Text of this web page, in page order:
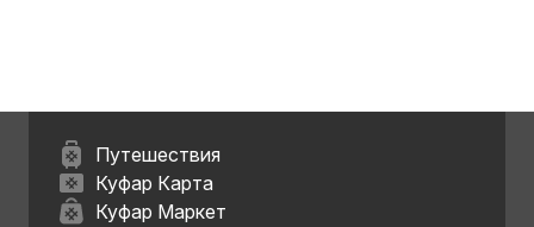
Путешествия
Куфар Карта
Куфар Маркет